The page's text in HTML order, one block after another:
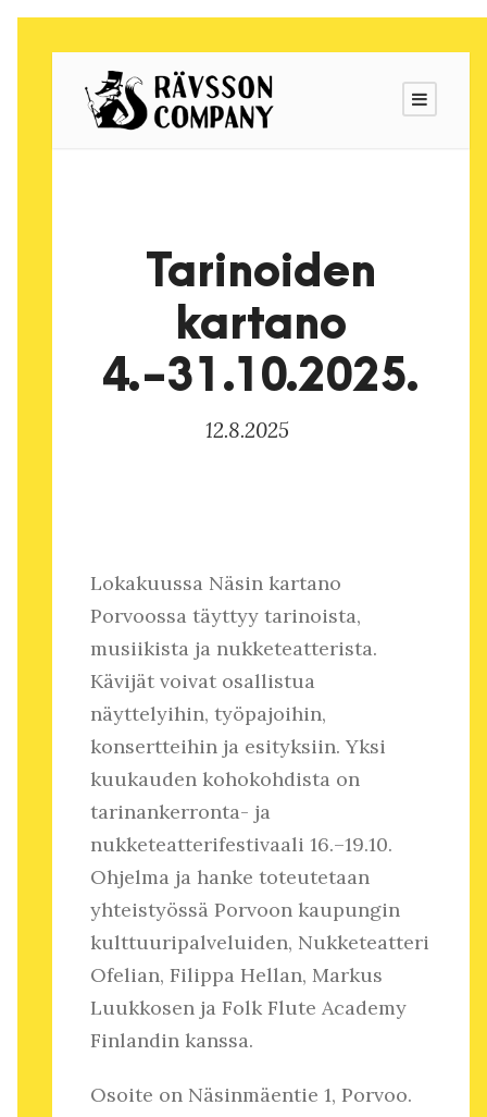
Tarinoiden
kartano
4.-31.10.2025.
12.8.2025
Lokakuussa Näsin kartano
Porvoossa täyttyy tarinoista,
musiikista ja nukketeatterista.
Kävijät voivat osallistua
näyttelyihin, työpajoihin,
konsertteihin ja esityksiin. Yksi
kuukauden kohokohdista on
tarinankerronta- ja
nukketeatterifestivaali 16.–19.10.
Ohjelma ja hanke toteutetaan
yhteistyössä Porvoon kaupungin
kulttuuripalveluiden, Nukketeatteri
Ofelian, Filippa Hellan, Markus
Luukkosen ja Folk Flute Academy
Finlandin kanssa.
Osoite on Näsinmäentie 1, Porvoo.